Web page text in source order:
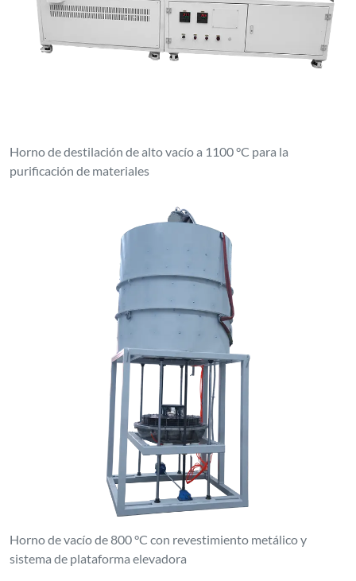
Horno de destilación de alto vacío a 1100 °C para la
purificación de materiales
Horno de vacío de 800 °C con revestimiento metálico y
sistema de plataforma elevadora